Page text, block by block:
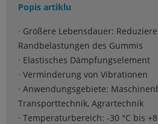
Popis artiklu
· Größere Lebensdauer:
Randbelastungen des Gummis
· Elastisches Dämpfungselement
· Verminderung von Vibrationen
· Anwendungsgebiete:
Transporttechnik, Agrartechnik
· Temperaturbereich: -30 °C bis